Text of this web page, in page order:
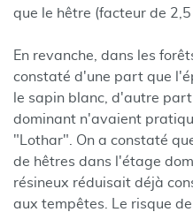
que le hêtre (facteur de 2,5
En revanche, dans les
constaté d'une part que
le sapin blanc, d'autre
dominant n'avaient
"Lothar". On a constaté
de hêtres dans l'étage
résineux réduisait déjà
aux tempêtes. Le risque